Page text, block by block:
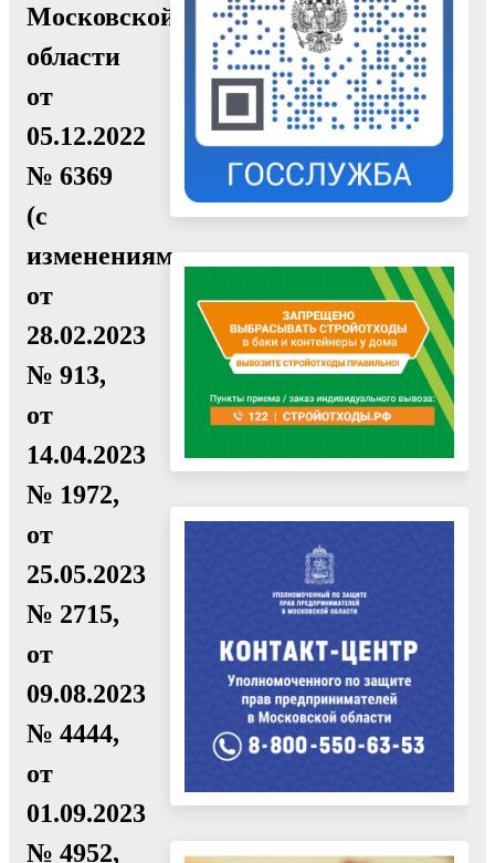
Московской
области
от
05.12.2022
№ 6369
(с
изменениями
от
28.02.2023
№ 913,
от
14.04.2023
№ 1972,
от
25.05.2023
№ 2715,
от
09.08.2023
№ 4444,
от
01.09.2023
№ 4952,